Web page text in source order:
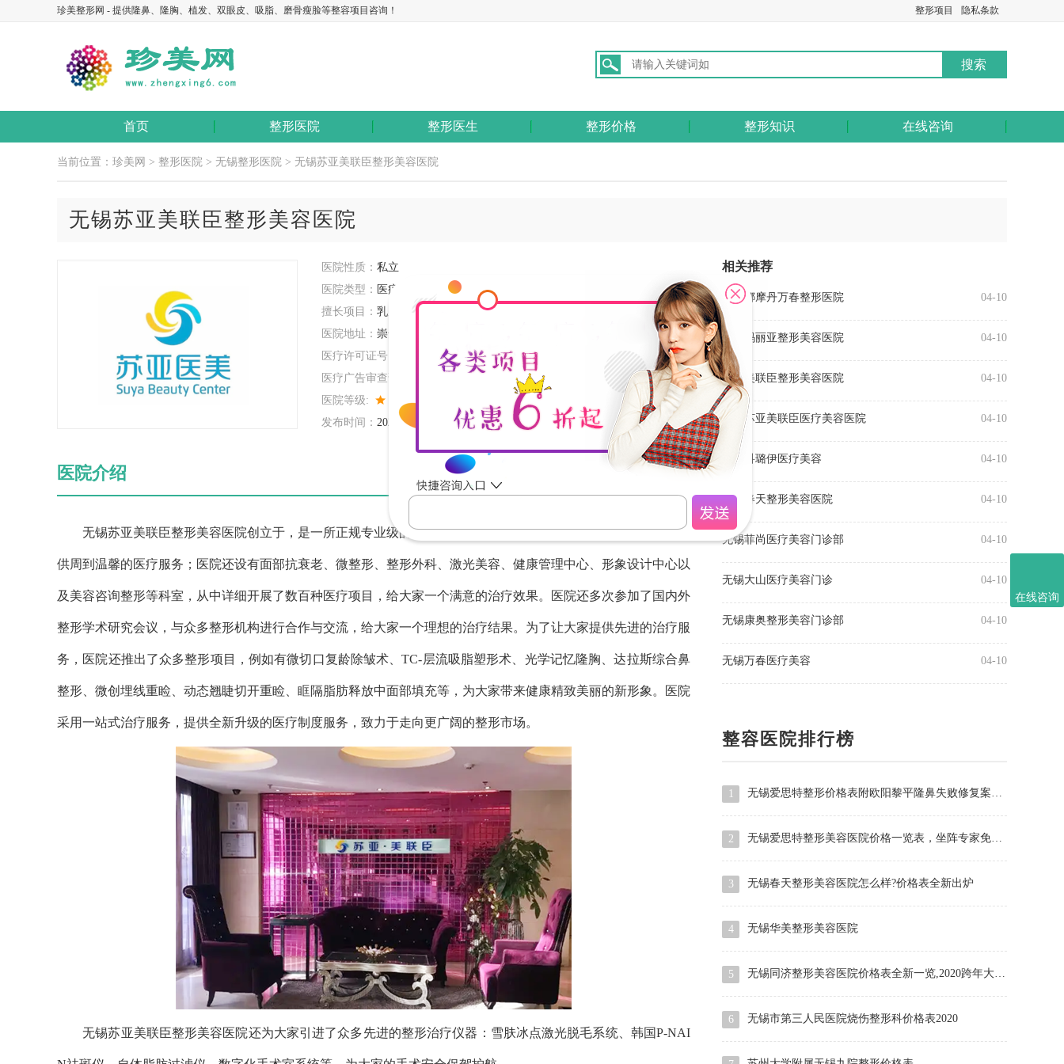
珍美整形网 - 提供隆鼻、隆胸、植发、双眼皮、吸脂、磨骨瘦脸等整容项目咨询！ 隐私条款
整形项目
首页 整形医院 整形医生 整形价格 整形知识 在线咨询
在线咨询
当前位置： 珍美网 > 整形医院 > 无锡整形医院 > 无锡苏亚美联臣整形美容医院
无锡苏亚美联臣整形美容医院
医院性质： 私立
医院类型： 医疗美容门诊部
擅长项目： 乳房下垂矫正 自体脂肪隆胸 美白针 电波拉皮
医院地址： 崇安区人民东路301号
医疗许可证号：
PDY66087832020217A5292
医疗广告审查证明号：
(锡)医广【2022】第01-05-005号
医院等级:
发布时间： 2024-04-07 01:00:00
医院介绍
无锡苏亚美联臣整形美容医院创立于，是一所正规专业级的整形医院，医院内部医疗基础设施完善，为大家提
供周到温馨的医疗服务；医院还设有面部抗衰老、微整形、整形外科、激光美容、健康管理中心、形象设计中心以
及美容咨询整形等科室，从中详细开展了数百种医疗项目，给大家一个满意的治疗效果。医院还多次参加了国内外
整形学术研究会议，与众多整形机构进行合作与交流，给大家一个理想的治疗结果。为了让大家提供先进的治疗服
务，医院还推出了众多整形项目，例如有微切口复龄除皱术、TC-层流吸脂塑形术、光学记忆隆胸、达拉斯综合鼻
整形、微创埋线重睑、动态翘睫切开重睑、眶隔脂肪释放中面部填充等，为大家带来健康精致美丽的新形象。医院
采用一站式治疗服务，提供全新升级的医疗制度服务，致力于走向更广阔的整形市场。
无锡苏亚美联臣整形美容医院还为大家引进了众多先进的整形治疗仪器：雪肤冰点激光脱毛系统、韩国P-NAI
相关推荐
04-10
无锡娜摩丹万春整形医院
04-10
无锡玛丽亚整形美容医院
04-10
无锡美联臣整形美容医院
04-10
无锡苏亚美联臣医疗美容医院
04-10
无锡科璐伊医疗美容
04-10
无锡春天整形美容医院
04-10
无锡菲尚医疗美容门诊部
04-10
无锡大山医疗美容门诊
04-10
无锡康奥整形美容门诊部
04-10
无锡万春医疗美容
整容医院排行榜
1 无锡爱思特整形价格表附欧阳黎平隆鼻失败修复案例效果照片~
2 无锡爱思特整形美容医院价格一览表，坐阵专家免费咨询！
3 无锡春天整形美容医院怎么样?价格表全新出炉
4 无锡华美整形美容医院
5 无锡同济整形美容医院价格表全新一览,2020跨年大优惠~
6 无锡市第三人民医院烧伤整形科价格表2020